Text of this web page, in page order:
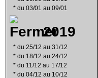
* du 03/01 au 09/01
2019
* du 25/12 au 31/12
* du 18/12 au 24/12
* du 11/12 au 17/12
* du 04/12 au 10/12